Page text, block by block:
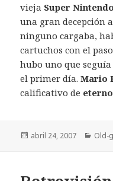
vieja Super Nintendo
una gran decepción
ninguno cargaba,
cartuchos con el
hubo uno que
el primer día.Mario
calificativo de eterno
Publicado
abril 24, 2007 Old-